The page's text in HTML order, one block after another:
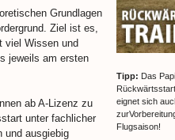
Grundlagen
Ziel ist es,
viel Wissen und
jeweils am ersten
ab A-Lizenz zu
unter fachlicher
und ausgiebig
Tipp: Das
eignet sich
Flugsaison!